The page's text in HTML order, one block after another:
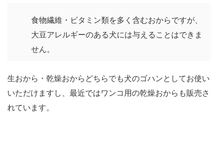
食物繊維・ビタミン類を多く含むおからですが、
大豆アレルギーのある犬には与えることはできま
せん。
生おから・乾燥おからどちらでも犬のゴハンとしてお使い
いただけますし、最近ではワンコ用の乾燥おからも販売さ
れています。